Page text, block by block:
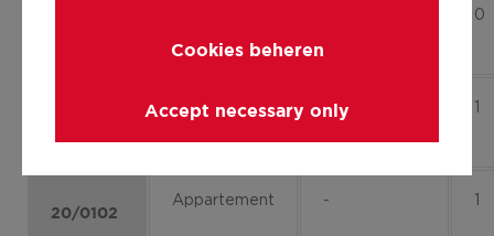
0
Appartement -
20/0102
Appartement -
Cookies beheren
Accept necessary only